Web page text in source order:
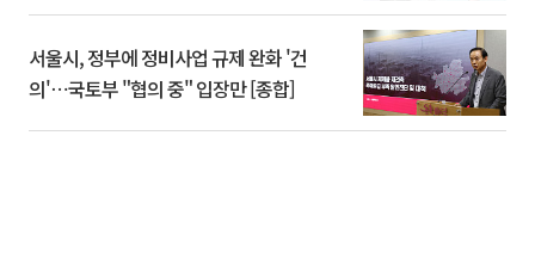
서울시, 정부에 정비사업 규제 완화 '건
의'⋯국토부 "협의 중" 입장만 [종합]